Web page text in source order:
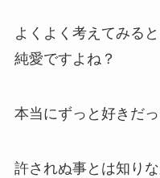
よくよく考えてみる
純愛ですよね？
本当にずっと好きだ
許されぬ事とは知りな